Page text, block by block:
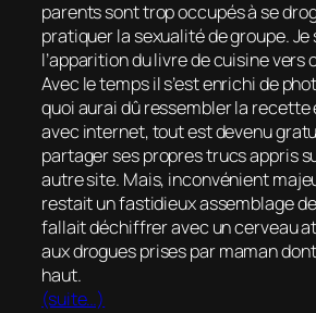
parents sont trop occupés à se
pratiquer la sexualité de groupe. Je
l’apparition du livre de cuisine vers
Avec le temps il s’est enrichi de
quoi aurai dû ressembler la recette
avec internet, tout est devenu
partager ses propres trucs appris
autre site. Mais, inconvénient
restait un fastidieux assemblage
fallait déchiffrer avec un cerveau
aux drogues prises par maman
haut.
(suite…)